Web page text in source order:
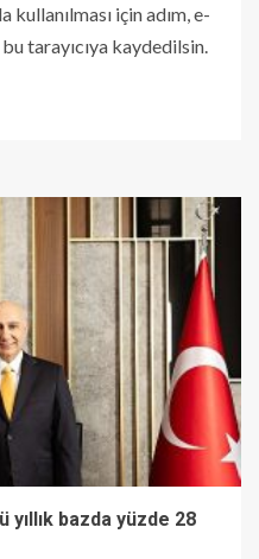
için adım, e-
tarayıcıya kaydedilsin.
yıllık bazda yüzde 28